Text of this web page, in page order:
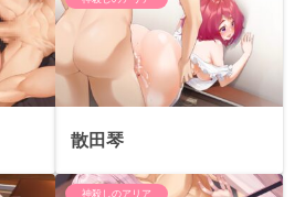
散田琴
神殺しのアリア